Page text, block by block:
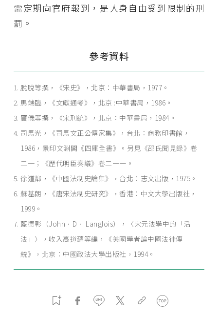
需定期向官府報到，是人身自由受到限制的刑
罰。
參考資料
脫脫等撰，《宋史》，北京：中華書局，1977。
馬端臨，《文獻通考》，北京 :中華書局，1986。
竇儀等撰，《宋刑統》，北京：中華書局，1984。
司馬光，《司馬文正公傳家集》，台北：商務印書館，
1986，景印文淵閣《四庫全書》。另見《邵氏聞見錄》卷
二一；《歷代明臣奏議》卷二一一。
徐道鄰，《中國法制史論集》，台北：志文出版，1975。
蘇基朗，《唐宋法制史研究》，香港：中文大學出版社，
1999。
藍德彰（John．D． Langlois），〈宋元法學中的「活
法」〉，收入高道蘊等編，《美國學者論中國法律傳
統》，北京：中國政法大學出版社，1994。